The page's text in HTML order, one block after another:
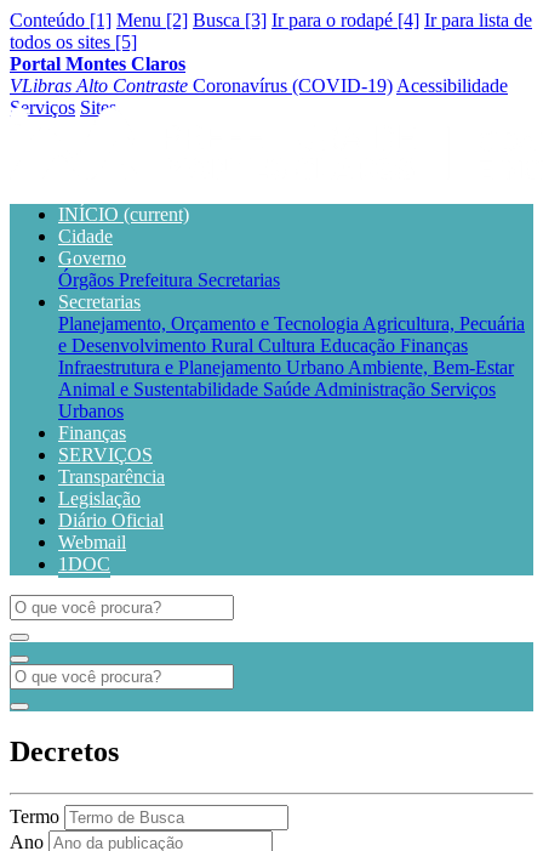
Conteúdo [1] Menu [2] Busca [3] Ir para o rodapé [4] Ir para lista de
todos os sites [5]
Portal Montes Claros
VLibras Alto Contraste Coronavírus (COVID-19) Acessibilidade
Serviços Sites
INÍCIO (current)
Cidade
Governo
Órgãos Prefeitura Secretarias
Secretarias
Planejamento, Orçamento e Tecnologia Agricultura, Pecuária
e Desenvolvimento Rural Cultura Educação Finanças
Infraestrutura e Planejamento Urbano Ambiente, Bem-Estar
Animal e Sustentabilidade Saúde Administração Serviços
Urbanos
Finanças
SERVIÇOS
Transparência
Legislação
Diário Oficial
Webmail
1DOC
Decretos
Termo
Ano